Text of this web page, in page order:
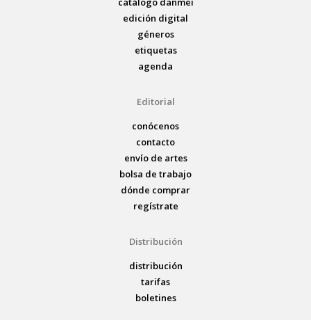
edición digital
géneros
etiquetas
agenda
Editorial
conócenos
contacto
envío de artes
bolsa de trabajo
dónde comprar
regístrate
Distribución
distribución
tarifas
boletines